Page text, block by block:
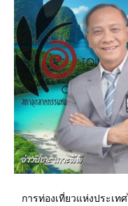
การท่องเที่ยวแห่งประเ